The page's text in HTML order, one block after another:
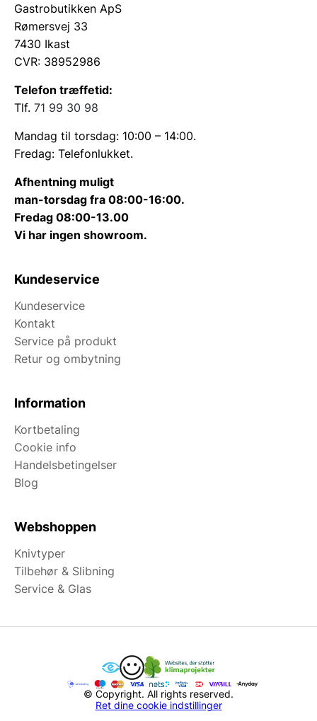
Gastrobutikken ApS
Rømersvej 33
7430 Ikast
CVR: 38952986
Telefon træffetid:
Tlf. 71 99 30 98
Mandag til torsdag: 10:00 – 14:00.
Fredag: Telefonlukket.
Afhentning muligt
man-torsdag fra 08:00-16:00.
Fredag 08:00-13.00
Vi har ingen showroom.
Kundeservice
Kundeservice
Kontakt
Service på produkt
Retur og ombytning
Information
Kortbetaling
Cookie info
Handelsbetingelser
Blog
Webshoppen
Knivtyper
Tilbehør & Slibning
Service & Glas
© Copyright. All rights reserved.
Ret dine cookie indstillinger